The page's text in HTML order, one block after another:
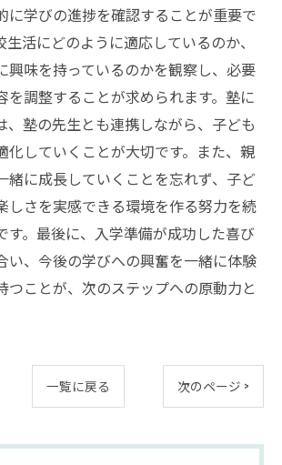
に学びの進捗を確認することが重要で
活にどのように適応しているのか、
興味を持っているのかを観察し、必要
を調整することが求められます。塾に
、塾の先生とも連携しながら、子ども
化していくことが大切です。また、親
緒に成長していくことを忘れず、子ど
しさを実感できる環境を作る努力を続
す。最後に、入学準備が成功した喜び
い、今後の学びへの興奮を一緒に体験
つことが、次のステップへの原動力と
一覧に戻る 次のページ >